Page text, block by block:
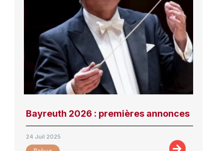
Bayreuth 2026 : premières annonces
24 Juil 2025